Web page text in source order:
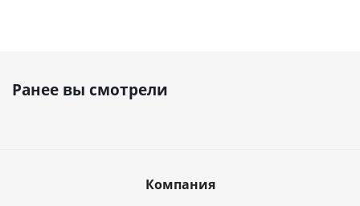
Ранее вы смотрели
Компания